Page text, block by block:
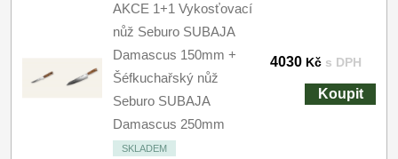
AKCE 1+1 Vykosťovací
nůž Seburo SUBAJA
Damascus 150mm +
Šéfkuchařský nůž
Seburo SUBAJA
Damascus 250mm
SKLADEM
4030 Kč s DPH
Koupit